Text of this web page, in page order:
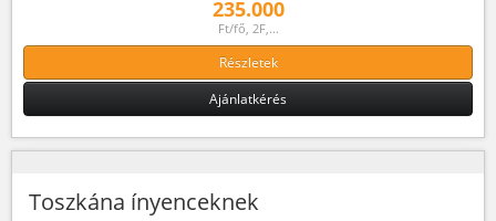
235.000
Ft/fő, 2F,...
Részletek
Ajánlatkérés
Toszkána ínyenceknek